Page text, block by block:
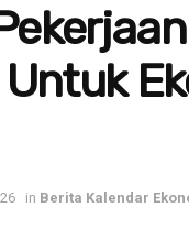
in Berita Kalendar